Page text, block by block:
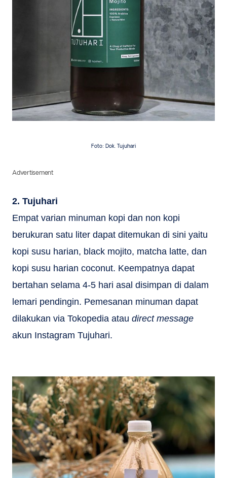
Foto: Dok. Tujuhari
Advertisement
2. Tujuhari
Empat varian minuman kopi dan non kopi
berukuran satu liter dapat ditemukan di sini yaitu
kopi susu harian, black mojito, matcha latte, dan
kopi susu harian coconut. Keempatnya dapat
bertahan selama 4-5 hari asal disimpan di dalam
lemari pendingin. Pemesanan minuman dapat
dilakukan via Tokopedia atau direct message
akun Instagram Tujuhari.